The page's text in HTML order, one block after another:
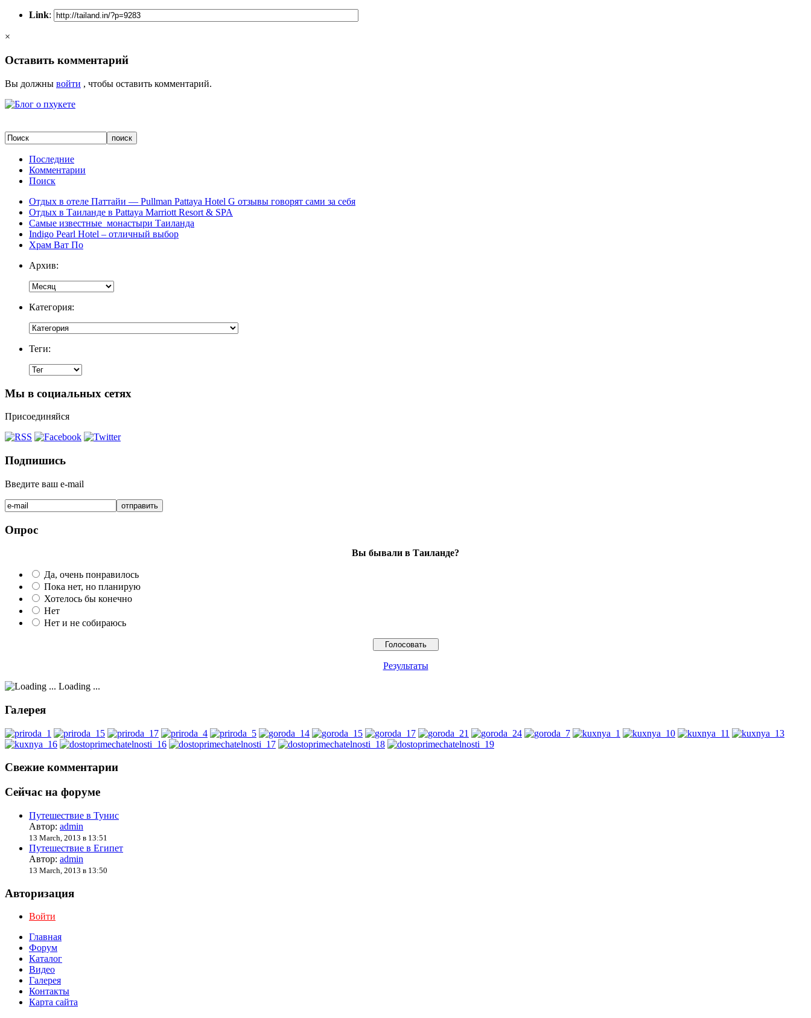
Link:
×
Оставить комментарий
Вы должны войти , чтобы оставить комментарий.
Последние
Комментарии
Поиск
Отдых в отеле Паттайи — Pullman Pattaya Hotel G отзывы говорят сами за себя
Отдых в Таиланде в Pattaya Marriott Resort & SPA
Самые известные монастыри Таиланда
Indigo Pearl Hotel – отличный выбор
Храм Ват По
Архив:
Категория:
Теги:
Мы в социальных сетях
Присоединяйся
Подпишись
Введите ваш e-mail
Опрос
Вы бывали в Таиланде?
Да, очень понравилось
Пока нет, но планирую
Хотелось бы конечно
Нет
Нет и не собираюсь
Результаты
Loading ...
Галерея
Свежие комментарии
Сейчас на форуме
Путешествие в Тунис
Автор: admin
13 March, 2013 в 13:51
Путешествие в Египет
Автор: admin
13 March, 2013 в 13:50
Авторизация
Войти
Главная
Форум
Каталог
Видео
Галерея
Контакты
Карта сайта